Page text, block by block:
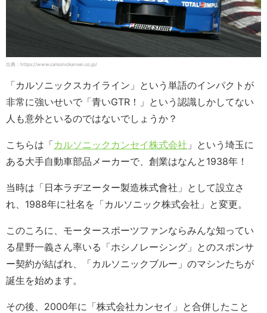
出典：https://www.calsonickansei.co.jp/
「カルソニックスカイライン」という単語のインパクトが
非常に強いせいで「青いGTR！」という認識しかしてない
人も意外といるのではないでしょうか？
こちらは「カルソニックカンセイ株式会社 」という埼玉に
ある大手自動車部品メーカーで、創業はなんと1938年！
当時は「日本ラヂヱーター製造株式會社」として設立さ
れ、1988年に社名を「カルソニック株式会社」と変更。
このころに、モータースポーツファンならみんな知ってい
る星野一義さん率いる「ホシノレーシング」とのスポンサ
ー契約が結ばれ、「カルソニックブルー」のマシンたちが
誕生を始めます。
その後、2000年に「株式会社カンセイ」と合併したこと